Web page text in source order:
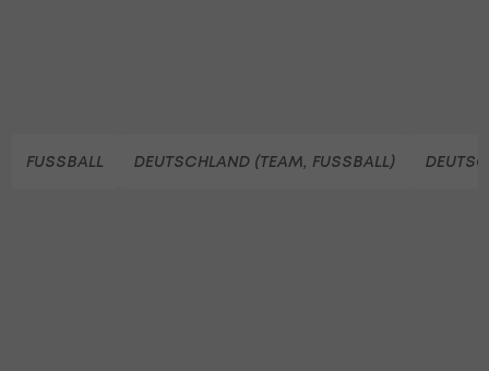
FUSSBALL DEUTSCHLAND (TEAM, FUSSBALL)